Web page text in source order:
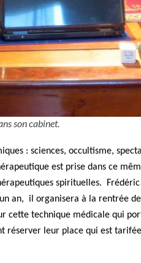
son cabinet.
: sciences, occultisme,
est prise dans ce
spirituelles.
an, il organisera à la rentrée
cette technique médicale qui
réserver leur place qui est